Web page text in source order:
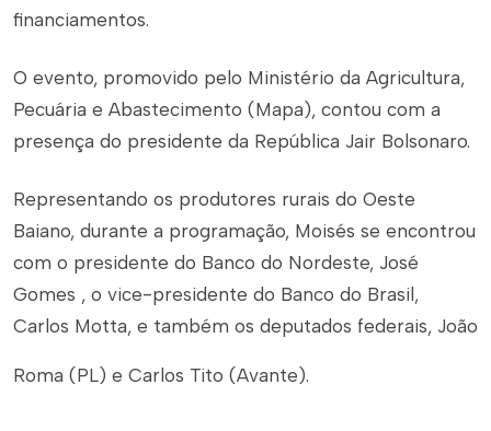
financiamentos.
O evento, promovido pelo Ministério da Agricultura,
Pecuária e Abastecimento (Mapa), contou com a
presença do presidente da República Jair Bolsonaro.
Representando os produtores rurais do Oeste
Baiano, durante a programação, Moisés se encontrou
com o presidente do Banco do Nordeste, José
Gomes , o vice-presidente do Banco do Brasil,
Carlos Motta, e também os deputados federais, João
Roma (PL) e Carlos Tito (Avante).